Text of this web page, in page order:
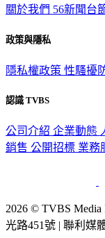
關於我們 56新聞台
政策與隱私
隱私權政策 性騷擾
認識 TVBS
公司介紹 企業動態
銷售 公開招標 業務
2026 © TVBS Media
光路451號 | 聯利媒